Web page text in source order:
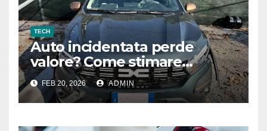
TECH
Auto incidentata perde
valore? Come stimare
correttamente il
deprezzamento dopo un
sinistro
FEB 20, 2026 ADMIN